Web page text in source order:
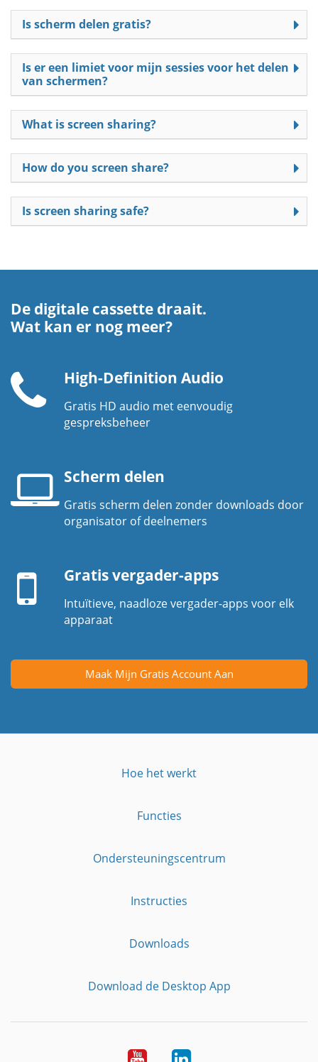
Is scherm delen gratis?
Is er een limiet voor mijn sessies voor het delen
van schermen?
What is screen sharing?
How do you screen share?
Is screen sharing safe?
De digitale cassette draait.
Wat kan er nog meer?
Telefoonhoorn
High-Definition Audio
Gratis HD audio met eenvoudig
gespreksbeheer
Laptopscherm
Scherm delen
Gratis scherm delen zonder downloads door
organisator of deelnemers
apparaatGratis vergader-apps
Intuïtieve, naadloze vergader-apps voor elk
apparaat
Maak Mijn Gratis Account Aan
Hoe het werkt
Functies
Ondersteuningscentrum
Instructies
Downloads
Download de Desktop App
YouTubeLinkedIn